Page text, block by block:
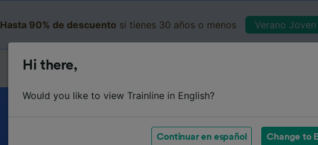
Hasta 90% de descuento si tienes 30 años o menos Verano
De
Hi there,
Would you like to view Trainline in English?
Continuar en español Change to